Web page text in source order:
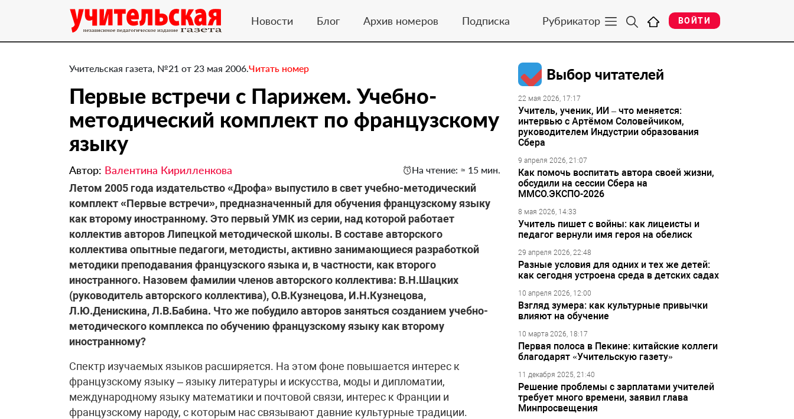
Новости Блог Архив номеров Подписка Рубрикатор ВОЙТИ
Учительская газета, №21 от 23 мая 2006.Читать номер
Первые встречи с Парижем. Учебно-
методический комплект по французскому
языку
Автор: Валентина Кирилленкова На чтение: ≈ 15 мин.
Летом 2005 года издательство «Дрофа» выпустило в свет учебно-методический
комплект «Первые встречи», предназначенный для обучения французскому языку
как второму иностранному. Это первый УМК из серии, над которой работает
коллектив авторов Липецкой методической школы. В составе авторского
коллектива опытные педагоги, методисты, активно занимающиеся разработкой
методики преподавания французского языка и, в частности, как второго
иностранного. Назовем фамилии членов авторского коллектива: В.Н.Шацких
(руководитель авторского коллектива), О.В.Кузнецова, И.Н.Кузнецова,
Л.Ю.Денискина, Л.В.Бабина. Что же побудило авторов заняться созданием учебно-
методического комплекса по обучению французскому языку как второму
иностранному?
Спектр изучаемых языков расширяется. На этом фоне повышается интерес к
французскому языку – языку литературы и искусства, моды и дипломатии,
международному языку математики и почтовой связи, интерес к Франции и
французскому народу, с которым нас связывают давние культурные традиции.
Выбор читателей
22 мая 2026, 17:17
Учитель, ученик, ИИ – что меняется:
интервью с Артёмом Соловейчиком,
руководителем Индустрии образования
Сбера
9 апреля 2026, 21:07
Как помочь воспитать автора своей жизни,
обсудили на сессии Сбера на
ММСО.ЭКСПО-2026
8 мая 2026, 14:33
Учитель пишет с войны: как лицеисты и
педагог вернули имя героя на обелиск
29 апреля 2026, 22:48
Разные условия для одних и тех же детей:
как сегодня устроена среда в детских садах
10 апреля 2026, 12:00
Взгляд зумера: как культурные привычки
влияют на обучение
10 марта 2026, 18:17
Первая полоса в Пекине: китайские коллеги
благодарят «Учительскую газету»
11 декабря 2025, 21:40
Решение проблемы с зарплатами учителей
требует много времени, заявил глава
Минпросвещения